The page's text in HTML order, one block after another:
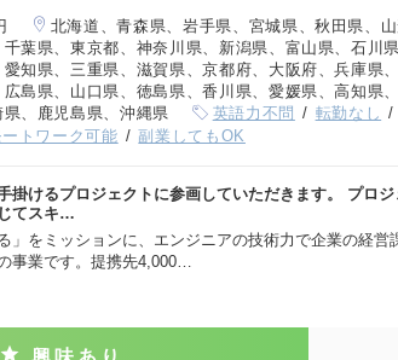
北海道、青森県、岩手県、宮城県、秋田県、
葉県、東京都、神奈川県、新潟県、富山県、石川
知県、三重県、滋賀県、京都府、大阪府、兵庫県
島県、山口県、徳島県、香川県、愛媛県、高知県
、鹿児島県、沖縄県
英語力不問 転勤なし
ートワーク可能 副業してもOK
掛けるプロジェクトに参画していただきます。 プロジ
てスキ…
」をミッションに、エンジニアの技術力で企業の経営
事業です。提携先4,000…